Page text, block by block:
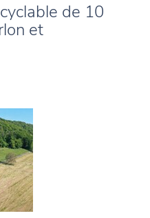
de 10
et